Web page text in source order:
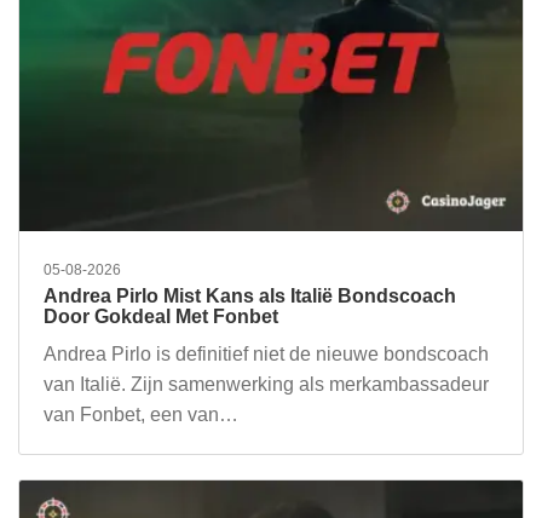
05-08-2026
Andrea Pirlo Mist Kans als Italië Bondscoach
Door Gokdeal Met Fonbet
Andrea Pirlo is definitief niet de nieuwe bondscoach
van Italië. Zijn samenwerking als merkambassadeur
van Fonbet, een van…